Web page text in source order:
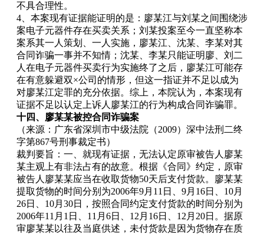
不具合理性。
4、本案现有证据能证明的是：廖某江与刘某之间围绕涉
案电子元器件存在买卖关系；刘某投案至今一直坚称本
案系其一人策划、一人实施，廖某江、沈某、李某对其
合同诈骗一事并不知情；沈某、李某只能证明廖、刘二
人在电子元器件买卖行为实施终了之后，廖某江可能存
在有意躲避双×公司的情形，但这一指证并不足以成为
对廖某江定罪的充分依据。综上，本院认为，本案现有
证据不足以认定上诉人廖某江的行为构成合同诈骗罪。
十四、廖某某被控合同诈骗案
（来源：广东省深圳市中级法院（2009）深中法刑二终
字第867号刑事裁定书）
裁判要旨：一、就现有证据，无法认定原审被告人廖某
某主观上有非法占有的故意。根据《合同》约定，原审
被告人廖某某应当在收取货物50天后支付货款。廖某某
提取货物的时间分别为2006年9月11日、9月16日、10月
26日、10月30日，按照合同约定支付货款的时间分别为
2006年11月1日、11月6日、12月16日、12月20日。据原
审廖某某以往及当庭供述，未付货款是因为货物存在质